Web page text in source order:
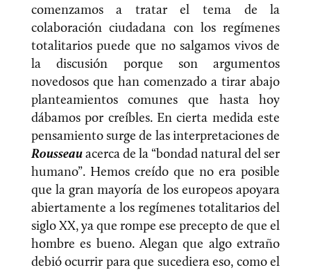
comenzamos a tratar el tema de la
colaboración ciudadana con los regímenes
totalitarios puede que no salgamos vivos de
la discusión porque son argumentos
novedosos que han comenzado a tirar abajo
planteamientos comunes que hasta hoy
dábamos por creíbles. En cierta medida este
pensamiento surge de las interpretaciones de
Rousseauacerca de la “bondad natural del ser
humano”. Hemos creído que no era posible
que la gran mayoría de los europeos apoyara
abiertamente a los regímenes totalitarios del
siglo XX, ya que rompe ese precepto de que el
hombre es bueno. Alegan que algo extraño
debió ocurrir para que sucediera eso, como el